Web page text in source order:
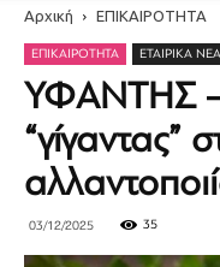
Αρχική ΕΠΙΚΑΙΡΟΤΗΤΑ
ΕΠΙΚΑΙΡΟΤΗΤΑ ΕΤΑΙΡΙΚΆ ΝΈΑ
ΥΦΑΝΤΗΣ
“γίγαντας”
03/12/2025 35